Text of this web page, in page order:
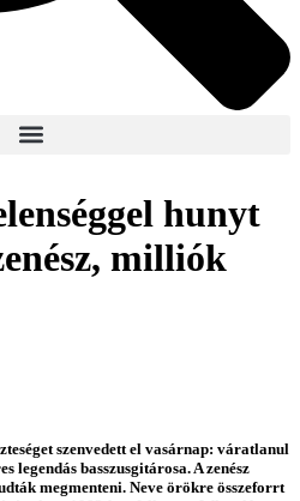
hunyt
milliók
szenvedett el vasárnap: váratlanul
legendás basszusgitárosa. A zenész
megmenteni. Neve örökre összeforrt